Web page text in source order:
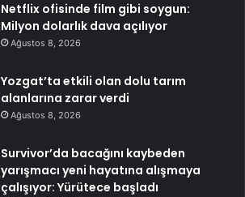
Netflix ofisinde film gibi soygun:
Milyon dolarlık dava açılıyor
Ağustos 8, 2026
Yozgat’ta etkili olan dolu tarım
alanlarına zarar verdi
Ağustos 8, 2026
Survivor’da bacağını kaybeden
yarışmacı yeni hayatına alışmaya
çalışıyor: Yürütece başladı